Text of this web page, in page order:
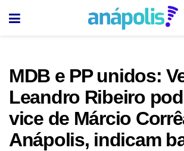
MDB e PP unidos:
Leandro Ribeiro
vice de Márcio
Anápolis, indicam